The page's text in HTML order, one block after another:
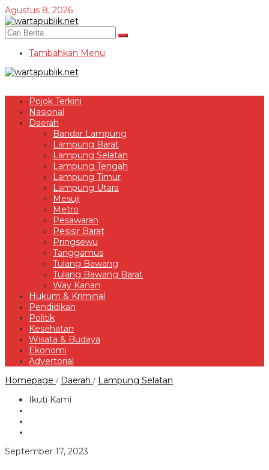
Lewati
ke
konten
Agustus 8, 2026
Tambahkan Menu
Pojok Terkini
Nasional
Daerah
Bandar Lampung
Lampung Barat
Lampung Selatan
Lampung Tengah
Lampung Timur
Lampung Utara
Mesuji
Metro
Pesawaran
Pesisir Barat
Pringsewu
Tanggamus
Tulang Bawang
Tulang Bawang Barat
Way Kanan
Hukum & Kriminal
Pendidikan
Politik
Kesehatan
Wisata & Budaya
Ekonomi
Advertorial
Homepage / Daerah / Lampung Selatan
Ikuti Kami
September 17, 2023